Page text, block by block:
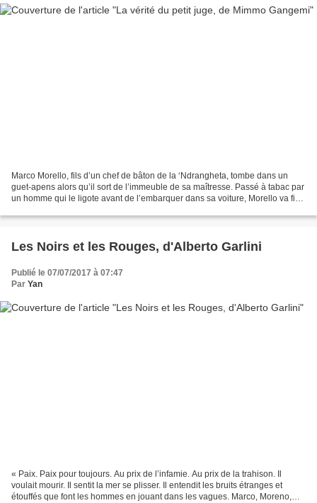
Marco Morello, fils d’un chef de bâton de la ‘Ndrangheta, tombe dans un
guet-apens alors qu’il sort de l’immeuble de sa maîtresse. Passé à tabac par
un homme qui le ligote avant de l’embarquer dans sa voiture, Morello va finir
Les Noirs et les Rouges, d'Alberto Garlini
Publié le 07/07/2017 à 07:47
Par Yan
« Paix. Paix pour toujours. Au prix de l’infamie. Au prix de la trahison. Il
voulait mourir. Il sentit la mer se plisser. Il entendit les bruits étranges et
étouffés que font les hommes en jouant dans les vagues. Marco, Moreno,